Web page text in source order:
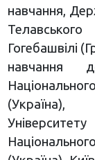
навчання,
Гогебашвілі
навчання
(Україна),